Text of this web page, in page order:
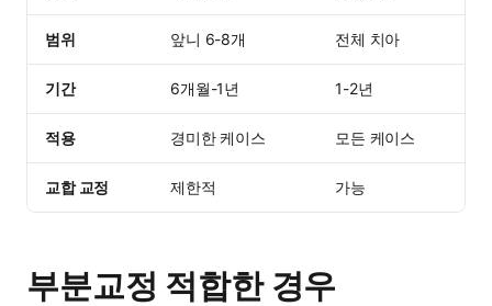
범위 앞니 6-8개 전체 치아
기간 6개월-1년 1-2년
적용 경미한 케이스 모든 케이스
교합 교정 제한적 가능
부분교정 적합한 경우